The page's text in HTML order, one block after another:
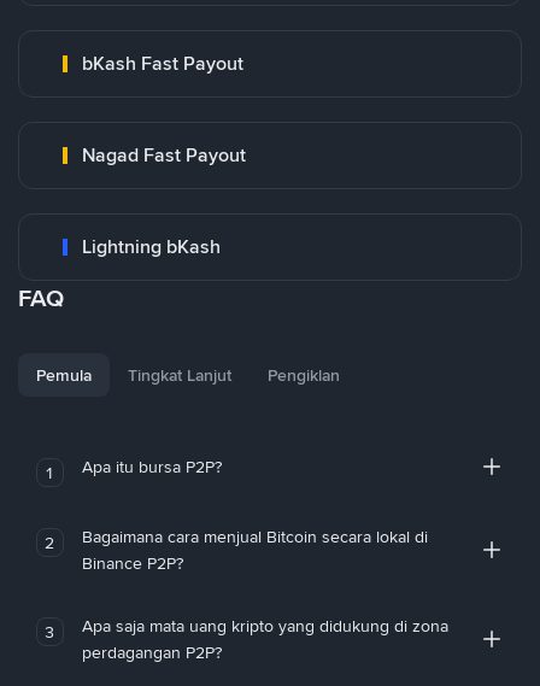
bKash Fast Payout
Nagad Fast Payout
Lightning bKash
FAQ
Pemula Tingkat Lanjut Pengiklan
1 Apa itu bursa P2P?
2
Bagaimana cara menjual Bitcoin secara lokal di
Binance P2P?
3
Apa saja mata uang kripto yang didukung di zona
perdagangan P2P?